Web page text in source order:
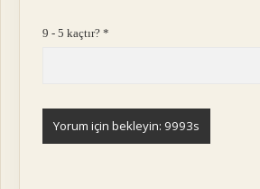
9 - 5 kaçtır?*